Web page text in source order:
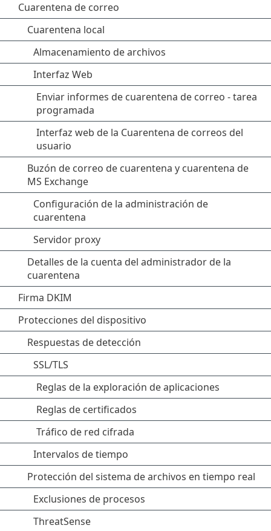
Cuarentena de correo
Cuarentena local
Almacenamiento de archivos
Interfaz Web
Enviar informes de cuarentena de correo - tarea
programada
Interfaz web de la Cuarentena de correos del
usuario
Buzón de correo de cuarentena y cuarentena de
MS Exchange
Configuración de la administración de
cuarentena
Servidor proxy
Detalles de la cuenta del administrador de la
cuarentena
Firma DKIM
Protecciones del dispositivo
Respuestas de detección
SSL/TLS
Reglas de la exploración de aplicaciones
Reglas de certificados
Tráfico de red cifrada
Intervalos de tiempo
Protección del sistema de archivos en tiempo real
Exclusiones de procesos
ThreatSense